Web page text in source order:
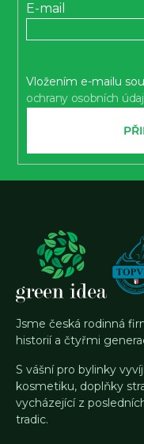
E-mail
Vložením e-mailu
ochrany osobních
Jsme česká rodinná
historií a čtyřmi
S vášní pro bylinky
kosmetiku, doplňky
vycházející z
tradic.